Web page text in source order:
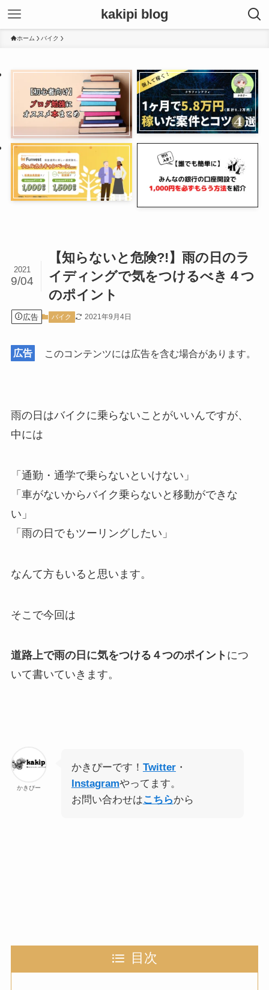
kakipi blog
ホーム バイク
【知らないと危険?!】雨の日のラ
イディングで気をつけるべき４つ
のポイント
2021
9/04
広告 バイク 2021年9月4日
広告 このコンテンツには広告を含む場合があります。
雨の日はバイクに乗らないことがいいんですが、
中には
「通勤・通学で乗らないといけない」
「車がないからバイク乗らないと移動ができな
い」
「雨の日でもツーリングしたい」
なんて方もいると思います。
そこで今回は
道路上で雨の日に気をつける４つのポイント につ
いて書いていきます。
かきぴー
かきぴーです！ Twitter・
Instagramやってます。
お問い合わせはこちらから
目次